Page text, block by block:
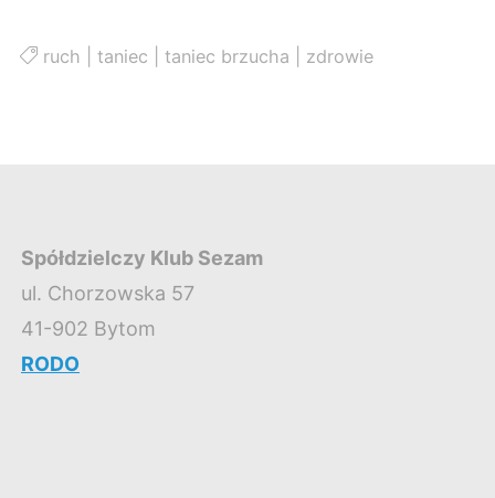
ruch |taniec |taniec brzucha zdrowie
Spółdzielczy Klub Sezam
ul. Chorzowska 57
41-902 Bytom
RODO